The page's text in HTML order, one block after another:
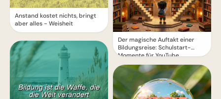
Anstand kostet nichts, bringt
aber alles - Weisheit
Der magische Auftakt einer
Bildungsreise: Schulstart-
Momente für YouTube